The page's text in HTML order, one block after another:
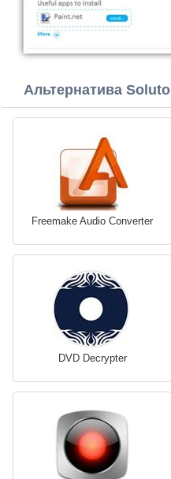
Альтернатива Soluto
Freemake Audio Converter
DVD Decrypter